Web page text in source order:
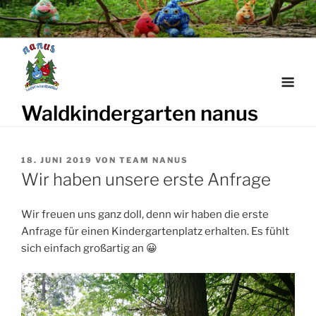
Weiter
zum
Inhalt
Waldkindergarten nanus
VERÖFFENTLICHT
AM
18. JUNI 2019 VON TEAM NANUS
Wir haben unsere erste Anfrage
Wir freuen uns ganz doll, denn wir haben die erste
Anfrage für einen Kindergartenplatz erhalten. Es fühlt
sich einfach großartig an 😀